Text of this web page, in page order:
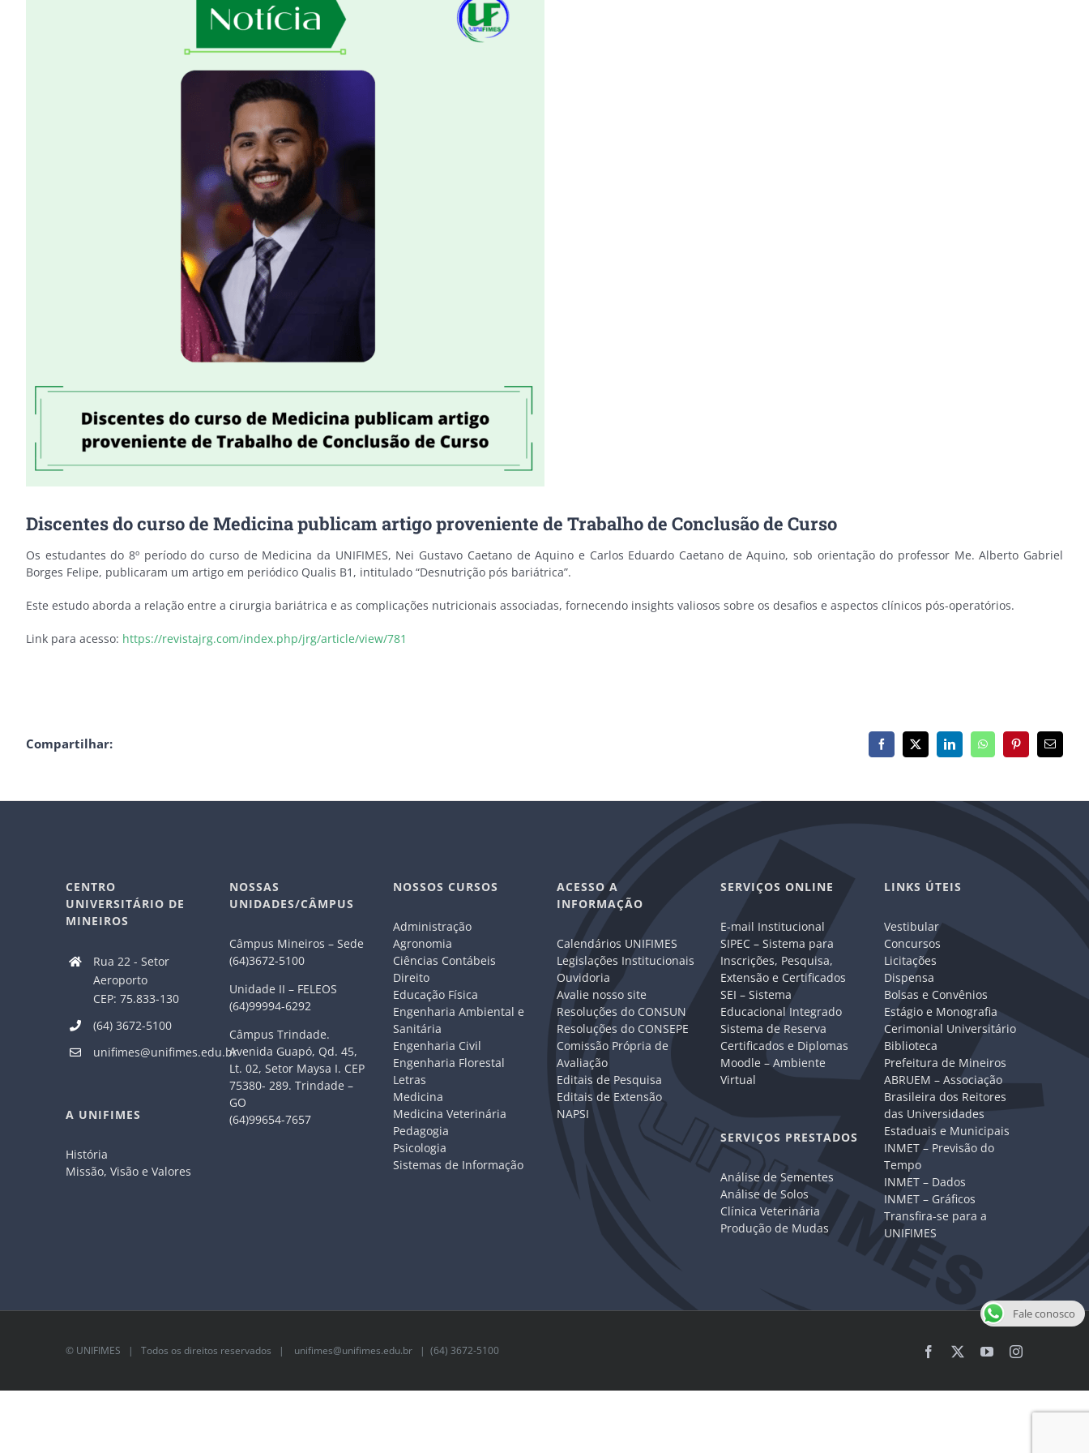
Discentes do curso de Medicina publicam artigo proveniente de Trabalho de Conclusão de Curso
Os estudantes do 8º período do curso de Medicina da UNIFIMES, Nei Gustavo Caetano de Aquino e Carlos Eduardo Caetano de Aquino, sob orientação do professor Me. Alberto Gabriel
Borges Felipe, publicaram um artigo em periódico Qualis B1, intitulado “Desnutrição pós bariátrica”.
Este estudo aborda a relação entre a cirurgia bariátrica e as complicações nutricionais associadas, fornecendo insights valiosos sobre os desafios e aspectos clínicos pós-operatórios.
Link para acesso: https://revistajrg.com/index.php/jrg/article/view/781
Compartilhar: Facebook
X LinkedInWhatsAppPinterest
E-
mail
CENTRO
UNIVERSITÁRIO DE
MINEIROS
Rua 22 - Setor
Aeroporto
CEP: 75.833-130
(64) 3672-5100
unifimes@unifimes.edu.br
A UNIFIMES
História
Missão, Visão e Valores
NOSSAS
UNIDADES/CÂMPUS
Câmpus Mineiros – Sede
(64)3672-5100
Unidade II – FELEOS
(64)99994-6292
Câmpus Trindade.
Avenida Guapó, Qd. 45,
Lt. 02, Setor Maysa I. CEP
75380- 289. Trindade –
GO
(64)99654-7657
NOSSOS CURSOS
Administração
Agronomia
Ciências Contábeis
Direito
Educação Física
Engenharia Ambiental e
Sanitária
Engenharia Civil
Engenharia Florestal
Letras
Medicina
Medicina Veterinária
Pedagogia
Psicologia
Sistemas de Informação
ACESSO A
INFORMAÇÃO
Calendários UNIFIMES
Legislações Institucionais
Ouvidoria
Avalie nosso site
Resoluções do CONSUN
Resoluções do CONSEPE
Comissão Própria de
Avaliação
Editais de Pesquisa
Editais de Extensão
NAPSI
SERVIÇOS ONLINE
E-mail Institucional
SIPEC – Sistema para
Inscrições, Pesquisa,
Extensão e Certificados
SEI – Sistema
Educacional Integrado
Sistema de Reserva
Certificados e Diplomas
Moodle – Ambiente
Virtual
SERVIÇOS PRESTADOS
Análise de Sementes
Análise de Solos
Clínica Veterinária
Produção de Mudas
LINKS ÚTEIS
Vestibular
Concursos
Licitações
Dispensa
Bolsas e Convênios
Estágio e Monografia
Cerimonial Universitário
Biblioteca
Prefeitura de Mineiros
ABRUEM – Associação
Brasileira dos Reitores
das Universidades
Estaduais e Municipais
INMET – Previsão do
Tempo
INMET – Dados
INMET – Gráficos
Transfira-se para a
UNIFIMES
© UNIFIMES | Todos os direitos reservados | unifimes@unifimes.edu.br | (64) 3672-5100 Facebook YouTubeInstagram
Fale conosco